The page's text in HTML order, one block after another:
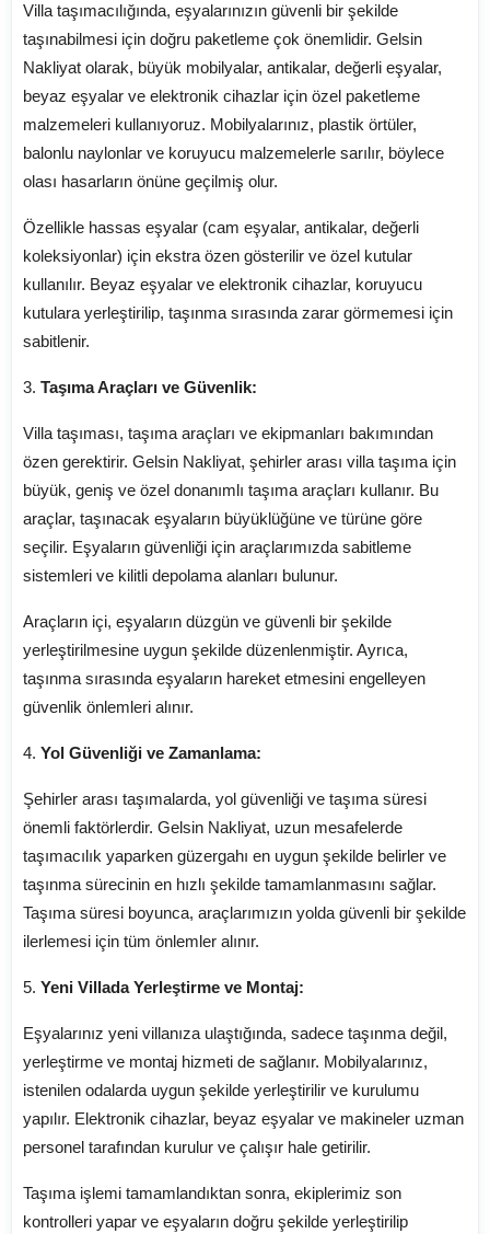
Villa taşımacılığında, eşyalarınızın güvenli bir şekilde
taşınabilmesi için doğru paketleme çok önemlidir. Gelsin
Nakliyat olarak, büyük mobilyalar, antikalar, değerli eşyalar,
beyaz eşyalar ve elektronik cihazlar için özel paketleme
malzemeleri kullanıyoruz. Mobilyalarınız, plastik örtüler,
balonlu naylonlar ve koruyucu malzemelerle sarılır, böylece
olası hasarların önüne geçilmiş olur.
Özellikle hassas eşyalar (cam eşyalar, antikalar, değerli
koleksiyonlar) için ekstra özen gösterilir ve özel kutular
kullanılır. Beyaz eşyalar ve elektronik cihazlar, koruyucu
kutulara yerleştirilip, taşınma sırasında zarar görmemesi için
sabitlenir.
3. Taşıma Araçları ve Güvenlik:
Villa taşıması, taşıma araçları ve ekipmanları bakımından
özen gerektirir. Gelsin Nakliyat, şehirler arası villa taşıma için
büyük, geniş ve özel donanımlı taşıma araçları kullanır. Bu
araçlar, taşınacak eşyaların büyüklüğüne ve türüne göre
seçilir. Eşyaların güvenliği için araçlarımızda sabitleme
sistemleri ve kilitli depolama alanları bulunur.
Araçların içi, eşyaların düzgün ve güvenli bir şekilde
yerleştirilmesine uygun şekilde düzenlenmiştir. Ayrıca,
taşınma sırasında eşyaların hareket etmesini engelleyen
güvenlik önlemleri alınır.
4. Yol Güvenliği ve Zamanlama:
Şehirler arası taşımalarda, yol güvenliği ve taşıma süresi
önemli faktörlerdir. Gelsin Nakliyat, uzun mesafelerde
taşımacılık yaparken güzergahı en uygun şekilde belirler ve
taşınma sürecinin en hızlı şekilde tamamlanmasını sağlar.
Taşıma süresi boyunca, araçlarımızın yolda güvenli bir şekilde
ilerlemesi için tüm önlemler alınır.
5. Yeni Villada Yerleştirme ve Montaj:
Eşyalarınız yeni villanıza ulaştığında, sadece taşınma değil,
yerleştirme ve montaj hizmeti de sağlanır. Mobilyalarınız,
istenilen odalarda uygun şekilde yerleştirilir ve kurulumu
yapılır. Elektronik cihazlar, beyaz eşyalar ve makineler uzman
personel tarafından kurulur ve çalışır hale getirilir.
Taşıma işlemi tamamlandıktan sonra, ekiplerimiz son
kontrolleri yapar ve eşyaların doğru şekilde yerleştirilip